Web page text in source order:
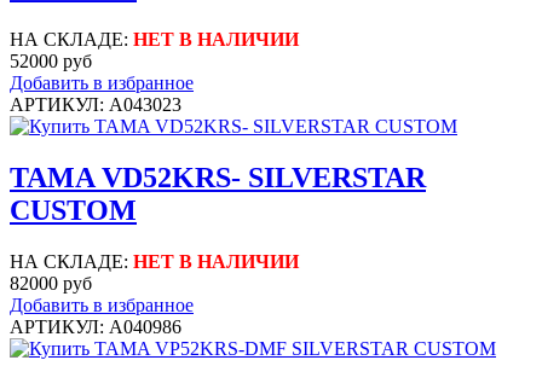
НА СКЛАДЕ: НЕТ В НАЛИЧИИ
52000 руб
Добавить в избранное
АРТИКУЛ: A043023
TAMA VD52KRS- SILVERSTAR
CUSTOM
НА СКЛАДЕ: НЕТ В НАЛИЧИИ
82000 руб
Добавить в избранное
АРТИКУЛ: A040986